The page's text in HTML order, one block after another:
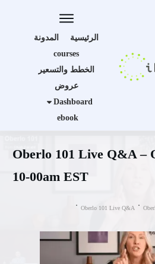
الرئيسية
المدونة
courses
الخطط والتسعير
عروض
Dashboard
ebook
24. Oberlo 101 Live Q&A
10-00am EST
Oberlo 101 Live Q&A